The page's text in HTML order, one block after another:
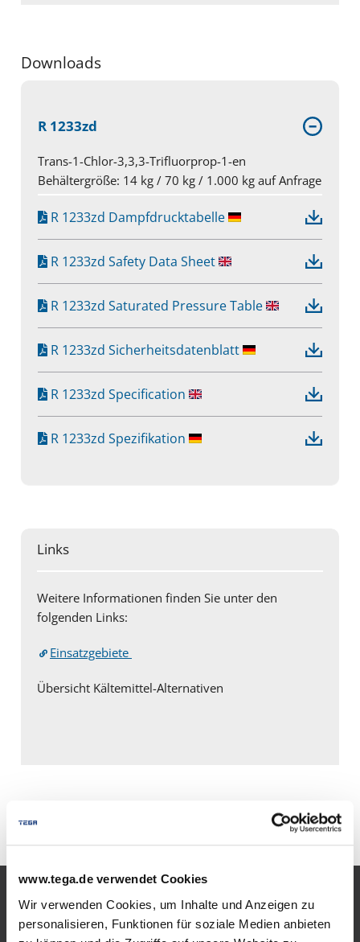
www.tega.de verwendet Cookies
Wir verwenden Cookies, um Inhalte und Anzeigen zu
personalisieren, Funktionen für soziale Medien anbieten
Downloads
R 1233zd
Trans-1-Chlor-3,3,3-Trifluorprop-1-en
Behältergröße: 14 kg / 70 kg / 1.000 kg auf Anfrage
R 1233zd Dampfdrucktabelle
R 1233zd Safety Data Sheet
R 1233zd Saturated Pressure Table
R 1233zd Sicherheitsdatenblatt
R 1233zd Specification
R 1233zd Spezifikation
Links
Weitere Informationen finden Sie unter den
folgenden Links:
Einsatzgebiete
Übersicht Kältemittel-Alternativen
* ohne Gewähr
Produkte